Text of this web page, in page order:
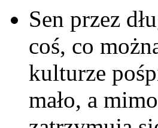
Sen przez
coś, co
kulturze
mało, a